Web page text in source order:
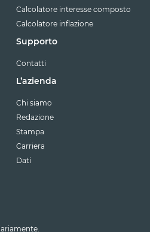
Calcolatore interesse composto
Calcolatore inflazione
Supporto
Contatti
L’azienda
Chi siamo
Redazione
Stampa
Carriera
Dati